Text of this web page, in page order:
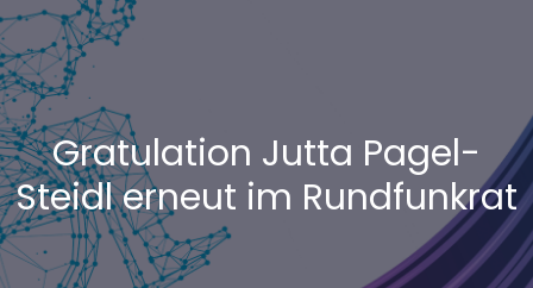
Gratulation Jutta Pagel-
Steidl erneut im Rundfunkrat